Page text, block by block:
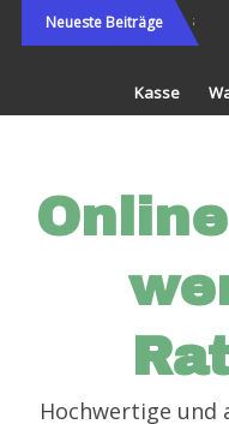
Direkt
zum
Neueste Beiträge
Welt bereisen und Neues
Kasse
Hochwertige und